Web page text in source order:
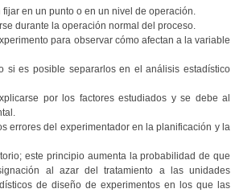
en un punto o en un nivel de operación.
durante la operación normal del proceso.
para observar cómo afectan a la variable
si es posible separarlos en el análisis estadístico
por los factores estudiados y se debe al
errores del experimentador en la planificación y la
este principio aumenta la probabilidad de que
al azar del tratamiento a las unidades
de diseño de experimentos en los que las